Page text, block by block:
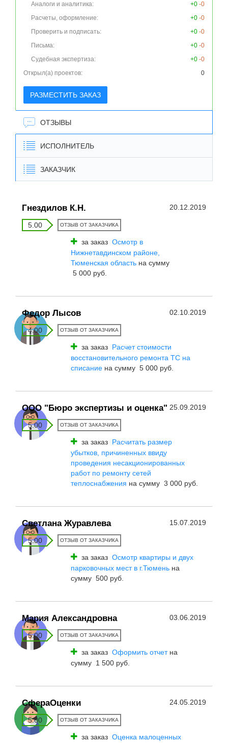
Аналоги и аналитика:
+0 -0
Расчеты, оформление:
+0 -0
Проверить и подписать:
+0 -0
Письма:
+0 -0
Судебная экспертиза:
+0 -0
Открыл(а) проектов:
0
РАЗМЕСТИТЬ ЗАКАЗ
ОТЗЫВЫ
ИСПОЛНИТЕЛЬ
ЗАКАЗЧИК
Гнездилов К.Н. 20.12.2019
5.00 ОТЗЫВ ОТ ЗАКАЗЧИКА
за заказ Осмотр в
Нижнетавдинском районе,
Тюменская область на сумму
5 000 руб.
Федор Лысов 02.10.2019
4.00 ОТЗЫВ ОТ ЗАКАЗЧИКА
за заказ Расчет стоимости
восстановительного ремонта ТС на
списание на сумму 5 000 руб.
ООО "Бюро экспертизы и оценка" 25.09.2019
5.00 ОТЗЫВ ОТ ЗАКАЗЧИКА
за заказ Расчитать размер
убытков, причиненных ввиду
проведения несакционированных
работ по ремонту сетей
теплоснабжения на сумму 3 000 руб.
Светлана Журавлева 15.07.2019
5.00 ОТЗЫВ ОТ ЗАКАЗЧИКА
за заказ Осмотр квартиры и двух
парковочных мест в г.Тюмень на
сумму 500 руб.
Мария Александровна 03.06.2019
5.00 ОТЗЫВ ОТ ЗАКАЗЧИКА
за заказ Оформить отчетна
сумму 1 500 руб.
СфераОценки 24.05.2019
5.00 ОТЗЫВ ОТ ЗАКАЗЧИКА
за заказ Оценка малоценных